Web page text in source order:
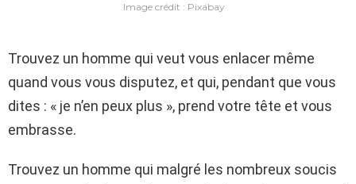
Image crédit : Pixabay
Trouvez un homme qui veut vous enlacer même
quand vous vous disputez, et qui, pendant que vous
dites : « je n’en peux plus », prend votre tête et vous
embrasse.
Trouvez un homme qui malgré les nombreux soucis